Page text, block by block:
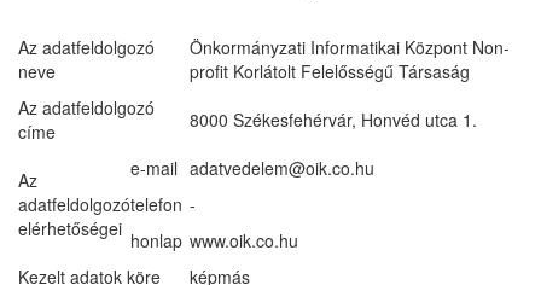
Az adatfeldolgozó
neve
Önkormányzati Informatikai Központ Non-
profit Korlátolt Felelősségű Társaság
Az adatfeldolgozó
címe
8000 Székesfehérvár, Honvéd utca 1.
Az
adatfeldolgozó
elérhetőségei
e-mail adatvedelem@oik.co.hu
telefon -
honlap www.oik.co.hu
Kezelt adatok köre
képmás